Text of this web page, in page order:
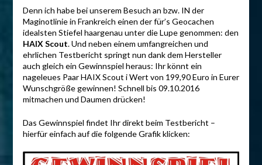
Denn ich habe bei unserem Besuch an bzw. IN der
Maginotlinie in Frankreich einen der für’s Geocachen
idealsten Stiefel haargenau unter die Lupe genommen: den
HAIX Scout. Und neben einem umfangreichen und
ehrlichen Testbericht springt nun dank dem Hersteller
auch gleich ein Gewinnspiel heraus: Ihr könnt ein
nageleues Paar HAIX Scout i Wert von 199,90 Euro in Eurer
Wunschgröße gewinnen! Schnell bis 09.10.2016
mitmachen und Daumen drücken!
Das Gewinnspiel findet Ihr direkt beim Testbericht –
hierfür einfach auf die folgende Grafik klicken: